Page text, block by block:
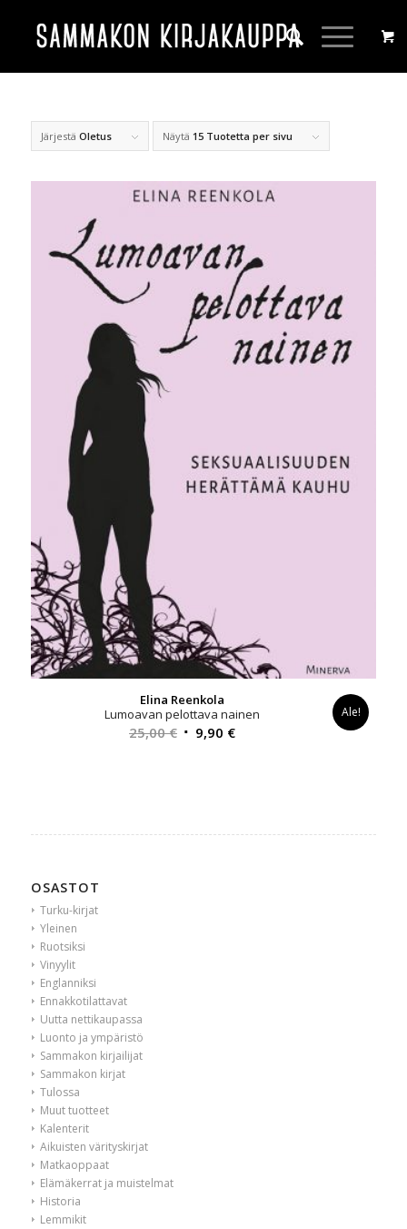
Järjestä Oletus Näytä 15 Tuotetta per sivu
Elina Reenkola
Lumoavan pelottava nainen
25,00€ Alkuperäinen
9,90 €Nykyinen
Ale!
OSASTOT
Turku-kirjat
Yleinen
Ruotsiksi
Vinyylit
Englanniksi
Ennakkotilattavat
Uutta nettikaupassa
Luonto ja ympäristö
Sammakon kirjailijat
Sammakon kirjat
Tulossa
Muut tuotteet
Kalenterit
Aikuisten värityskirjat
Matkaoppaat
Elämäkerrat ja muistelmat
Historia
Lemmikit